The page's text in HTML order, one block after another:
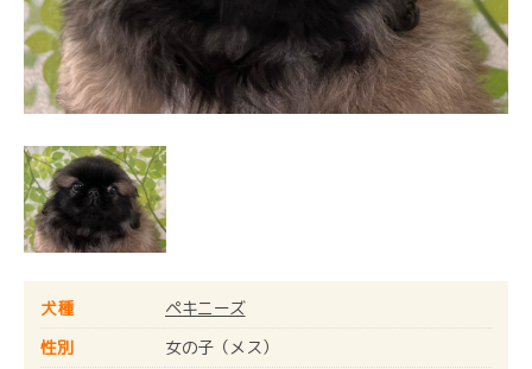
犬種
ペキニーズ
性別
女の子（メス）